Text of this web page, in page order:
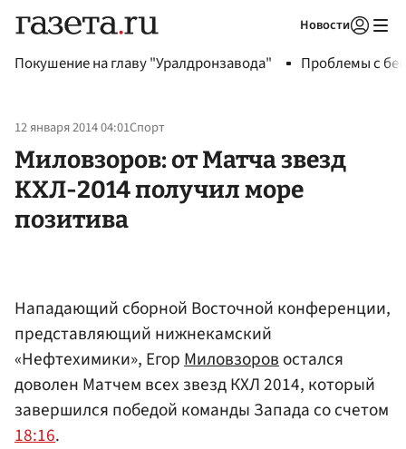
Новости
Покушение на главу "Уралдронзавода" Проблемы с
12 января 2014 04:01Спорт
Миловзоров: от Матча звезд
КХЛ-2014 получил море
позитива
Нападающий сборной Восточной конференции,
представляющий нижнекамский
«Нефтехимики», ЕгорМиловзоровостался
доволен Матчем всех звезд КХЛ 2014, который
завершился победой команды Запада со счетом
18:16.